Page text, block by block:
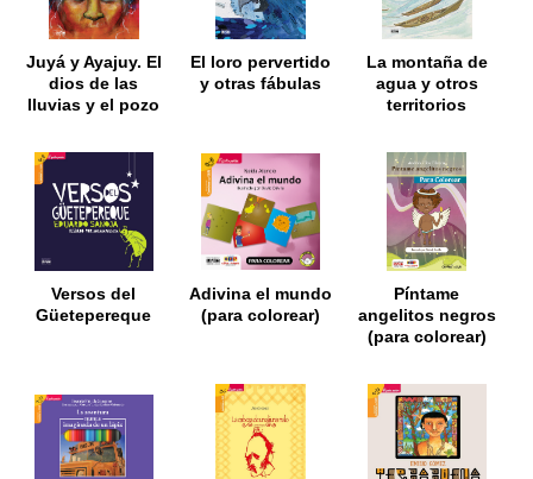
Juyá y Ayajuy. El
dios de las
lluvias y el pozo
El loro pervertido
y otras fábulas
La montaña de
agua y otros
territorios
Versos del
Güetepereque
Adivina el mundo
(para colorear)
Píntame
angelitos negros
(para colorear)